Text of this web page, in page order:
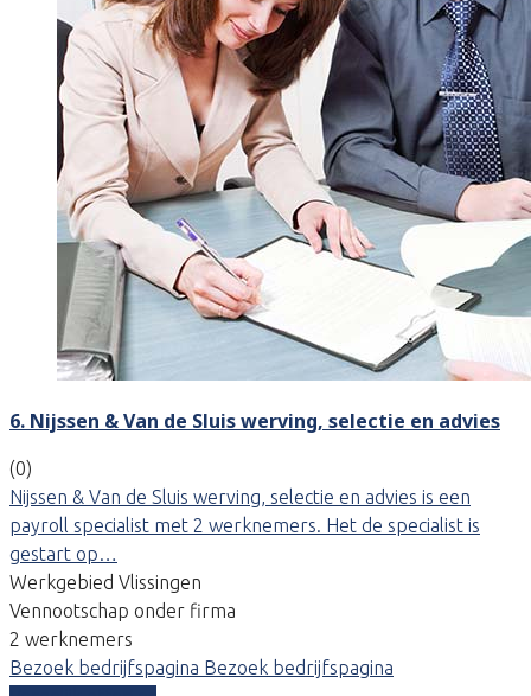
6. Nijssen & Van de Sluis werving, selectie en advies
(0)
Nijssen & Van de Sluis werving, selectie en advies is een
payroll specialist met 2 werknemers. Het de specialist is
gestart op…
Werkgebied Vlissingen
Vennootschap onder firma
2 werknemers
Bezoek bedrijfspagina Bezoek bedrijfspagina